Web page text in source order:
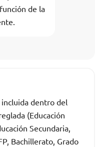
de la
dentro del
(Educación
Secundaria,
Bachillerato, Grado